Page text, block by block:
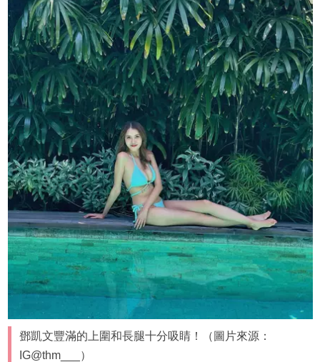
鄧凱文豐滿的上圍和長腿十分吸睛！（圖片來源：
IG@thm___）